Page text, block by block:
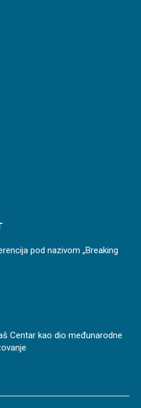
pod nazivom „Breaking
Centar kao dio međunarodne